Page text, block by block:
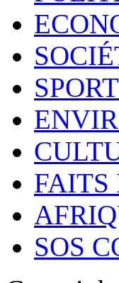
SPORT
FAITS
SOS